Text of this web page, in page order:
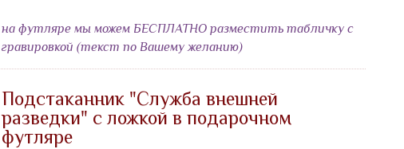
на футляре мы можем БЕСПЛАТНО разместить табличку с
гравировкой (текст по Вашему желанию)
Подстаканник "Служба внешней
разведки" с ложкой в подарочном
футляре